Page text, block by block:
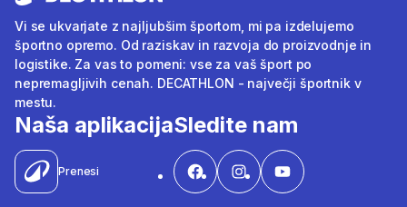
Vi se ukvarjate z najljubšim športom, mi pa izdelujemo
športno opremo. Od raziskav in razvoja do proizvodnje in
logistike. Za vas to pomeni: vse za vaš šport po
nepremagljivih cenah. DECATHLON - največji športnik v
mestu.
Naša aplikacija
Prenesi
Sledite nam